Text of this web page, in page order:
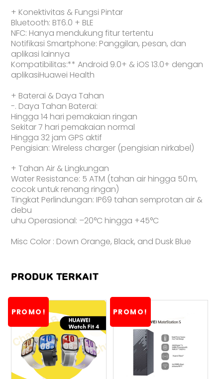
+ Konektivitas & Fungsi Pintar
Bluetooth: BT6.0 + BLE
NFC: Hanya mendukung fitur tertentu
Notifikasi Smartphone: Panggilan, pesan, dan
aplikasi lainnya
Kompatibilitas:** Android 9.0+ & iOS 13.0+ dengan
aplikasiHuawei Health
+ Baterai & Daya Tahan
-. Daya Tahan Baterai:
Hingga 14 hari pemakaian ringan
Sekitar 7 hari pemakaian normal
Hingga 32 jam GPS aktif
Pengisian: Wireless charger (pengisian nirkabel)
+ Tahan Air & Lingkungan
Water Resistance: 5 ATM (tahan air hingga 50 m,
cocok untuk renang ringan)
Tingkat Perlindungan: IP69 tahan semprotan air &
debu
uhu Operasional: –20°C hingga +45°C
Misc Color : Down Orange, Black, and Dusk Blue
PRODUK TERKAIT
PROMO! PROMO!